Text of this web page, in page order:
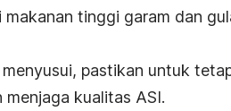
makanan tinggi garam dan
pastikan untuk
menjaga kualitas ASI.